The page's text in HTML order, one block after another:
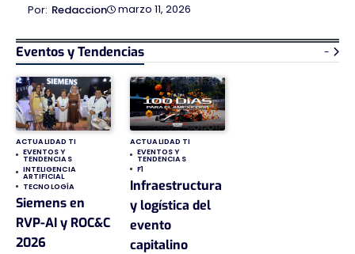
Redaccion
marzo 11, 2026
Eventos y Tendencias -
ACTUALIDAD TI
EVENTOS Y
TENDENCIAS
INTELIGENCIA
ARTIFICIAL
TECNOLOGÍA
Siemens en
RVP-AI y ROC&C
2026
ACTUALIDAD TI
EVENTOS Y
TENDENCIAS
F1
Infraestructura
y logística del
evento
capitalino